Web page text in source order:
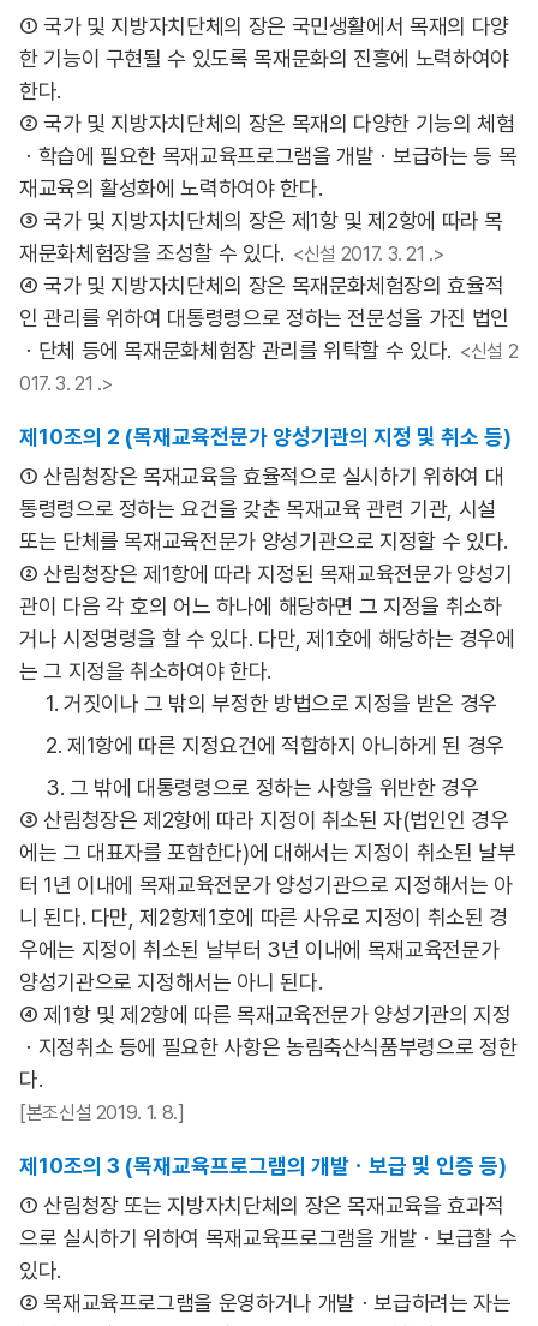
① 국가 및 지방자치단체의 장은 국민생활에서 목재의 다양
한 기능이 구현될 수 있도록 목재문화의 진흥에 노력하여야
한다.
② 국가 및 지방자치단체의 장은 목재의 다양한 기능의 체험
ㆍ학습에 필요한 목재교육프로그램을 개발ㆍ보급하는 등 목
재교육의 활성화에 노력하여야 한다.
③ 국가 및 지방자치단체의 장은 제1항 및 제2항에 따라 목
재문화체험장을 조성할 수 있다. <신설 2017. 3. 21 .>
④ 국가 및 지방자치단체의 장은 목재문화체험장의 효율적
인 관리를 위하여 대통령령으로 정하는 전문성을 가진 법인
ㆍ단체 등에 목재문화체험장 관리를 위탁할 수 있다. <신설 2
017. 3. 21 .>
제10조의 2 (목재교육전문가 양성기관의 지정 및 취소 등)
① 산림청장은 목재교육을 효율적으로 실시하기 위하여 대
통령령으로 정하는 요건을 갖춘 목재교육 관련 기관, 시설
또는 단체를 목재교육전문가 양성기관으로 지정할 수 있다.
② 산림청장은 제1항에 따라 지정된 목재교육전문가 양성기
관이 다음 각 호의 어느 하나에 해당하면 그 지정을 취소하
거나 시정명령을 할 수 있다. 다만, 제1호에 해당하는 경우에
는 그 지정을 취소하여야 한다.
1. 거짓이나 그 밖의 부정한 방법으로 지정을 받은 경우
2. 제1항에 따른 지정요건에 적합하지 아니하게 된 경우
3. 그 밖에 대통령령으로 정하는 사항을 위반한 경우
③ 산림청장은 제2항에 따라 지정이 취소된 자(법인인 경우
에는 그 대표자를 포함한다)에 대해서는 지정이 취소된 날부
터 1년 이내에 목재교육전문가 양성기관으로 지정해서는 아
니 된다. 다만, 제2항제1호에 따른 사유로 지정이 취소된 경
우에는 지정이 취소된 날부터 3년 이내에 목재교육전문가
양성기관으로 지정해서는 아니 된다.
④ 제1항 및 제2항에 따른 목재교육전문가 양성기관의 지정
ㆍ지정취소 등에 필요한 사항은 농림축산식품부령으로 정한
다.
[본조신설 2019. 1. 8.]
제10조의 3 (목재교육프로그램의 개발ㆍ보급 및 인증 등)
① 산림청장 또는 지방자치단체의 장은 목재교육을 효과적
으로 실시하기 위하여 목재교육프로그램을 개발ㆍ보급할 수
있다.
② 목재교육프로그램을 운영하거나 개발ㆍ보급하려는 자는